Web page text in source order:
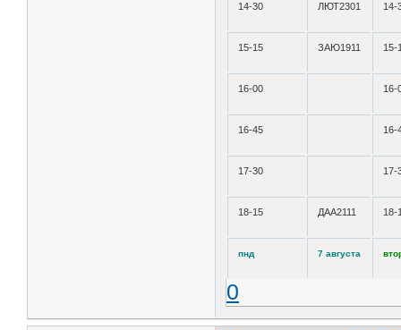
14-30 ЛЮТ2301 14-
15-15 ЗАЮ1911 15-
16-00 16-
16-45 16-
17-30 17-
18-15 ДАА2111 18-
пнд 7 августа
0